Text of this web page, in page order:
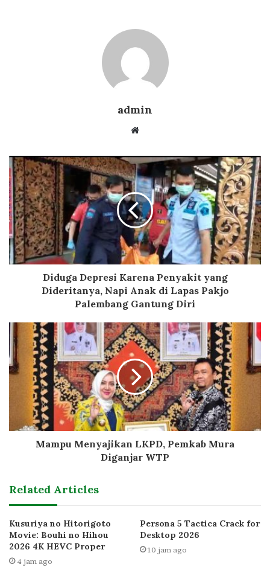
admin
Website
Diduga Depresi Karena Penyakit yang
Dideritanya, Napi Anak di Lapas Pakjo
Palembang Gantung Diri
Mampu Menyajikan LKPD, Pemkab Mura
Diganjar WTP
Related Articles
Kusuriya no Hitorigoto
Movie: Bouhi no Hihou
2026 4K HEVC Proper
4 jam ago
Persona 5 Tactica Crack for
Desktop 2026
10 jam ago